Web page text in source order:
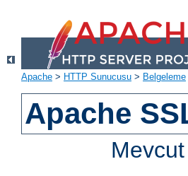
Apache > HTTP Sunucusu > Belgeleme
Apache